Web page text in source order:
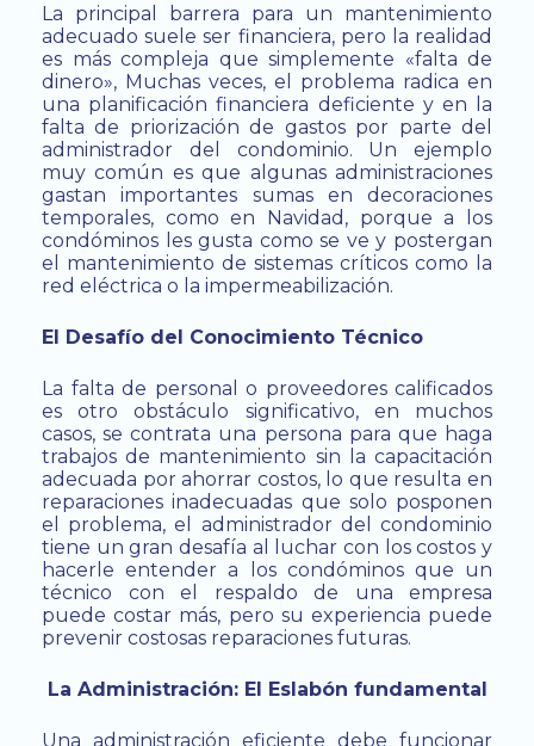
La principal barrera para un mantenimiento
adecuado suele ser financiera, pero la realidad
es más compleja que simplemente «falta de
dinero», Muchas veces, el problema radica en
una planificación financiera deficiente y en la
falta de priorización de gastos por parte del
administrador del condominio. Un ejemplo
muy común es que algunas administraciones
gastan importantes sumas en decoraciones
temporales, como en Navidad, porque a los
condóminos les gusta como se ve y postergan
el mantenimiento de sistemas críticos como la
red eléctrica o la impermeabilización.
El Desafío del Conocimiento Técnico
La falta de personal o proveedores calificados
es otro obstáculo significativo, en muchos
casos, se contrata una persona para que haga
trabajos de mantenimiento sin la capacitación
adecuada por ahorrar costos, lo que resulta en
reparaciones inadecuadas que solo posponen
el problema, el administrador del condominio
tiene un gran desafía al luchar con los costos y
hacerle entender a los condóminos que un
técnico con el respaldo de una empresa
puede costar más, pero su experiencia puede
prevenir costosas reparaciones futuras.
La Administración: El Eslabón fundamental
Una administración eficiente debe funcionar